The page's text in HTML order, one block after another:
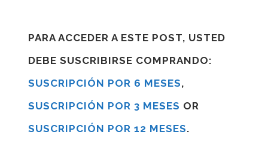
PARA ACCEDER A ESTE POST, USTED
DEBE SUSCRIBIRSE COMPRANDO:
SUSCRIPCIÓN POR 6 MESES,
SUSCRIPCIÓN POR 3 MESES OR
SUSCRIPCIÓN POR 12 MESES.